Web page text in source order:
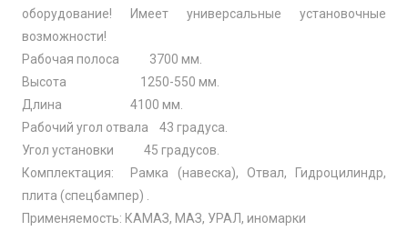
оборудование! Имеет универсальные установочные
возможности!
Рабочая полоса 3700 мм.
Высота 1250-550 мм.
Длина 4100 мм.
Рабочий угол отвала 43 градуса.
Угол установки 45 градусов.
Комплектация: Рамка (навеска), Отвал, Гидроцилиндр,
плита (спецбампер) .
Применяемость: КАМАЗ, МАЗ, УРАЛ, иномарки